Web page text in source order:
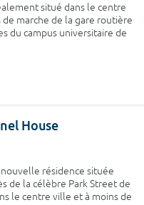
situé dans le centre
marche de la gare routière
du campus universitaire de
House
résidence située
de la célèbre Park Street de
le centre ville et à moins de